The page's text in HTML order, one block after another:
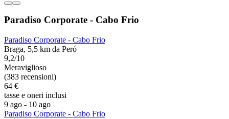
Paradiso Corporate - Cabo Frio
Paradiso Corporate - Cabo Frio
Braga, 5,5 km da Peró
9,2/10
Meraviglioso
(383 recensioni)
64 €
tasse e oneri inclusi
9 ago - 10 ago
Paradiso Corporate - Cabo Frio